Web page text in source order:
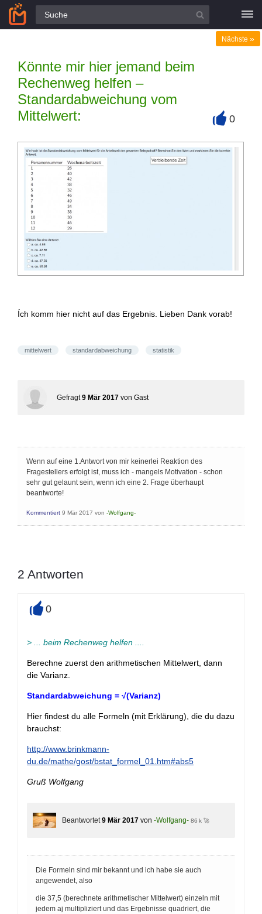
Alle Fragen
Könnte mir hier jemand beim
Rechenweg helfen –
Standardabweichung vom
Mittelwert:
Nächste »
0
Ích komm hier nicht auf das Ergebnis. Lieben Dank vorab!
mittelwert standardabweichung statistik
Gefragt 9 Mär 2017 von Gast
Wenn auf eine 1.Antwort von mir keinerlei Reaktion des
Fragestellers erfolgt ist, muss ich - mangels Motivation - schon
sehr gut gelaunt sein, wenn ich eine 2. Frage überhaupt
beantworte!
Kommentiert 9 Mär 2017 von -Wolfgang-
2 Antworten
0
> ... beim Rechenweg helfen ....
Berechne zuerst den arithmetischen Mittelwert, dann
die Varianz.
Standardabweichung = √(Varianz)
Hier findest du alle Formeln (mit Erklärung), die du dazu
brauchst:
http://www.brinkmann-
du.de/mathe/gost/bstat_formel_01.htm#abs5
Gruß Wolfgang
Beantwortet 9 Mär 2017 von -Wolfgang- 86 k 🚀
Die Formeln sind mir bekannt und ich habe sie auch
angewendet, also
die 37,5 (berechnete arithmetischer Mittelwert) einzeln mit
jedem aj multipliziert und das Ergebnisse quadriert, die